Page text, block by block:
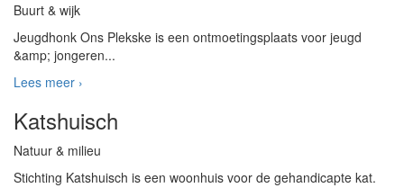
Buurt & wijk
Jeugdhonk Ons Plekske is een ontmoetingsplaats voor jeugd
&amp; jongeren...
Lees meer ›
Katshuisch
Natuur & milieu
Stichting Katshuisch is een woonhuis voor de gehandicapte kat.